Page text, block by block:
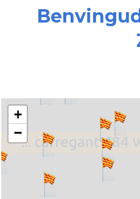
... carregant 484
+
−